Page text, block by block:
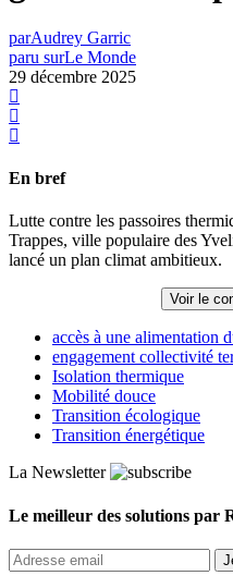
parAudrey Garric
paru surLe Monde
29 décembre 2025
En bref
Lutte contre les passoires
Trappes, ville populaire des
lancé un plan climat ambitieux.
Voir le
accès à une alimentation
engagement collectivité
Isolation thermique
Mobilité douce
Transition écologique
Transition énergétique
La Newsletter
Le meilleur des solutions par